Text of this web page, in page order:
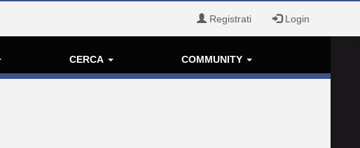
Registrati Login
CERCA COMMUNITY